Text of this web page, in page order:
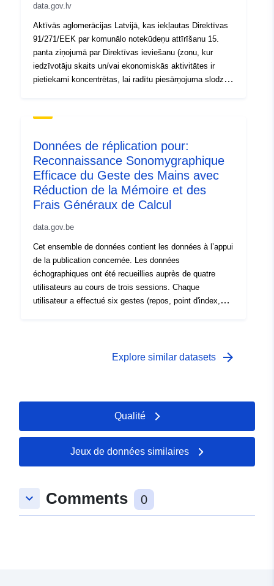
data.gov.lv
Aktīvās aglomerācijas Latvijā, kas iekļautas Direktīvas
91/271/EEK par komunālo notekūdeņu attīrīšanu 15.
panta ziņojumā par Direktīvas ieviešanu (zonu, kur
iedzīvotāju skaits un/vai ekonomiskās aktivitātes ir
pietiekami koncentrētas, lai radītu piesārņojuma slodzi,
Données de réplication pour:
Reconnaissance Sonomygraphique
Efficace du Geste des Mains avec
Réduction de la Mémoire et des
Frais Généraux de Calcul
data.gov.be
Cet ensemble de données contient les données à l’appui
de la publication concernée. Les données
échographiques ont été recueillies auprès de quatre
utilisateurs au cours de trois sessions. Chaque
utilisateur a effectué six gestes (repos, point d'index,
Explore similar datasets arrow_forward
Qualité
Jeux de données similaires
keyboard_arrow_down Comments 0